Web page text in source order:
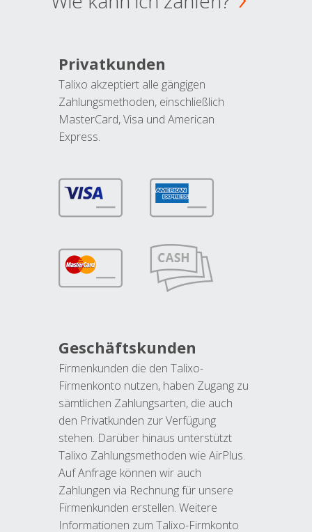
Privatkunden
Talixo akzeptiert alle gängigen
Zahlungsmethoden, einschließlich
MasterCard, Visa und American
Express.
Geschäftskunden
Firmenkunden die den Talixo-
Firmenkonto nutzen, haben Zugang zu
sämtlichen Zahlungsarten, die auch
den Privatkunden zur Verfügung
stehen. Darüber hinaus unterstützt
Talixo Zahlungsmethoden wie AirPlus.
Auf Anfrage können wir auch
Zahlungen via Rechnung für unsere
Firmenkunden erstellen. Weitere
Informationen zum Talixo-Firmkonto